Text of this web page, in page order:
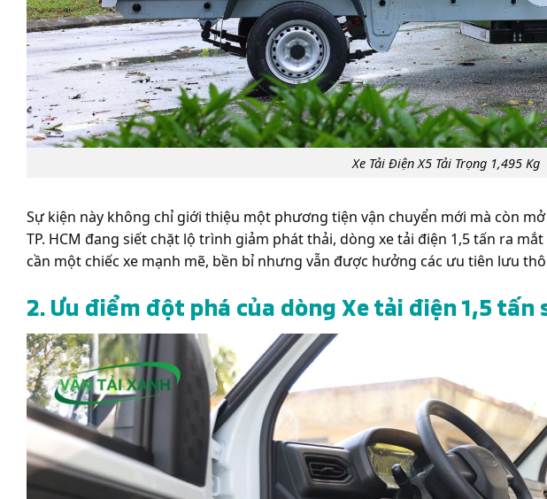
Xe Tải Điện X5 Tải Trọng 1,495 Kg
Sự kiện này không chỉ giới thiệu một phương tiện vận chuyển mới mà còn
TP. HCM đang siết chặt lộ trình giảm phát thải, dòng xe tải điện 1,5 tấn ra
cần một chiếc xe mạnh mẽ, bền bỉ nhưng vẫn được hưởng các ưu tiên lưu
2. Ưu điểm đột phá của dòng Xe tải điện 1,5 tấn